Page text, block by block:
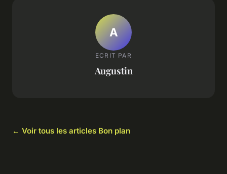
A
ECRIT PAR
Augustin
← Voir tous les articles Bon plan